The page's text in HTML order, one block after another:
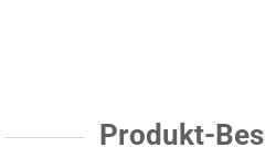
Produkt-